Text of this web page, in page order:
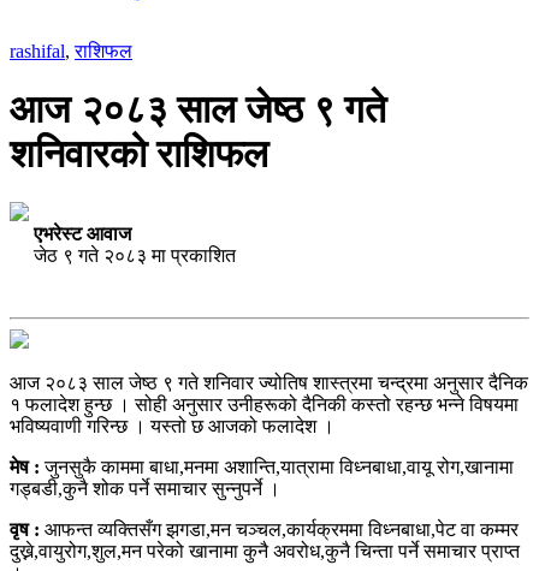
rashifal,राशिफल
आज २०८३ साल जेष्ठ ९ गते
शनिवारको राशिफल
एभरेस्ट आवाज
जेठ ९ गते २०८३ मा प्रकाशित
आज २०८३ साल जेष्ठ ९ गते शनिवार ज्योतिष शास्त्रमा चन्द्रमा अनुसार दैनिक
१ फलादेश हुन्छ । सोही अनुसार उनीहरूको दैनिकी कस्तो रहन्छ भन्ने विषयमा
भविष्यवाणी गरिन्छ । यस्तो छ आजको फलादेश ।
मेष : जुनसुकै काममा बाधा,मनमा अशान्ति,यात्रामा विध्नबाधा,वायू रोग,खानामा
गड्बडी,कुनै शोक पर्ने समाचार सुन्नुपर्ने ।
वृष : आफन्त व्यक्तिसँग झगडा,मन चञ्चल,कार्यक्रममा विध्नबाधा,पेट वा कम्मर
दुख्ने,वायुरोग,शुल,मन परेको खानामा कुनै अवरोध,कुनै चिन्ता पर्ने समाचार प्राप्त